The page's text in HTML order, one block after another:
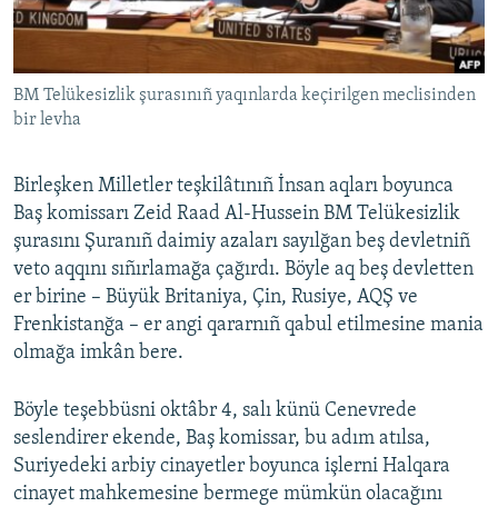
Українською
RFE/RS bütün saytları
BM Telükesizlik şurasınıñ yaqınlarda keçirilgen meclisinden
bir levha
Birleşken Milletler teşkilâtınıñ İnsan aqları boyunca
Baş komissarı Zeid Raad Al-Hussein BM Telükesizlik
şurasını Şuranıñ daimiy azaları sayılğan beş devletniñ
veto aqqını sıñırlamağa çağırdı. Böyle aq beş devletten
er birine – Büyük Britaniya, Çin, Rusiye, AQŞ ve
Frenkistanğa – er angi qararnıñ qabul etilmesine mania
olmağa imkân bere.
Böyle teşebbüsni oktâbr 4, salı künü Cenevrede
seslendirer ekende, Baş komissar, bu adım atılsa,
Suriyedeki arbiy cinayetler boyunca işlerni Halqara
cinayet mahkemesine bermege mümkün olacağını